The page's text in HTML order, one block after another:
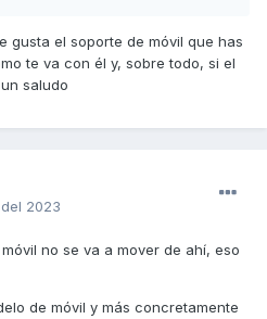
gusta el soporte de móvil que has
te va con él y, sobre todo, si el
saludo
2023
no se va a mover de ahí, eso
de móvil y más concretamente